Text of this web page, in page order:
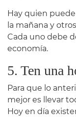
Hay quien
la mañana y
Cada uno debe
economía.
5. Ten una
Para que lo
mejor es llevar
Hoy en día